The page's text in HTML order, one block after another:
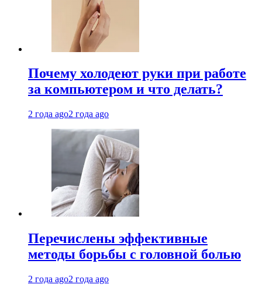
Почему холодеют руки при работе
за компьютером и что делать?
2 года ago2 года ago
Перечислены эффективные
методы борьбы с головной болью
2 года ago2 года ago